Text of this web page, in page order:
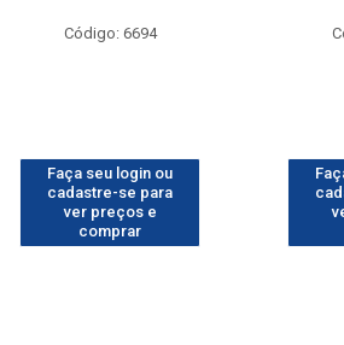
Código: 6694
Faça seu login ou
cadastre-se para
ver preços e
comprar